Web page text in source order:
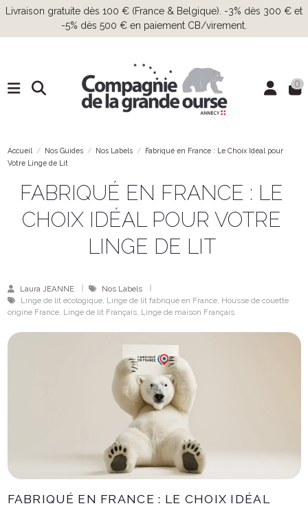
gratuite dès 100 € (France & Belgique). -3% dès 300 € et
-5% dès 500 € en paiement CB/virement.
0
Accueil Nos Guides Nos Labels
Fabriqué en France : Le Choix Idéal pour
Votre Linge de Lit
FABRIQUÉ EN FRANCE : LE
CHOIX IDÉAL POUR VOTRE
LINGE DE LIT
Laura JEANNE
Nos Labels
Linge de lit écologique, Linge de lit fabriqué en France, Housse de couette
origine France, Linge de lit Français, Linge de maison Français
FABRIQUÉ EN FRANCE : LE CHOIX IDÉAL